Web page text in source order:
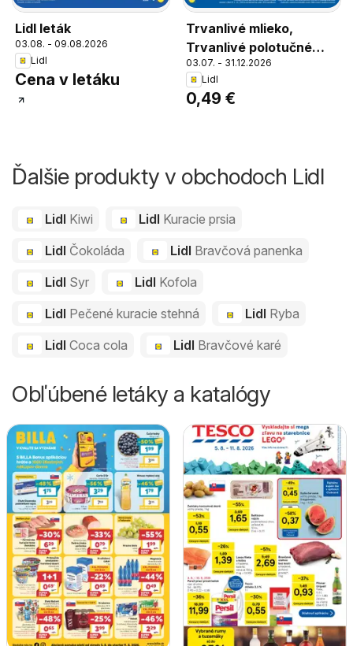
Lidl leták
03.08. - 09.08.2026
Lidl
Cena v letáku
Trvanlivé mlieko,
Trvanlivé polotučné
mlieko 1,5 % tuku
03.07. - 31.12.2026
Lidl
0,49 €
Ďalšie produkty v obchodoch Lidl
Lidl Kiwi Lidl Kuracie prsia
Lidl Čokoláda Lidl Bravčová panenka
Lidl Syr Lidl Kofola
Lidl Pečené kuracie stehná Lidl Ryba
Lidl Coca cola Lidl Bravčové karé
Obľúbené letáky a katalógy